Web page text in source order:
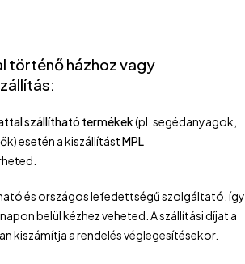
történő házhoz vagy
szállítható termékek(pl. segédanyagok,
esetén a kiszállítástMPL
és országos lefedettségű szolgáltató, így
belül kézhez veheted. A szállítási díjat a
kiszámítja a rendelés véglegesítésekor.